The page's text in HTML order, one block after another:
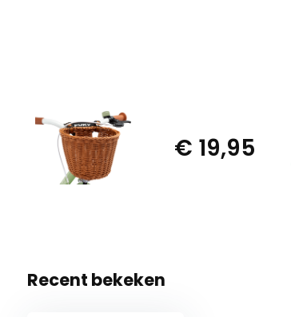
€ 19,95
Recent bekeken